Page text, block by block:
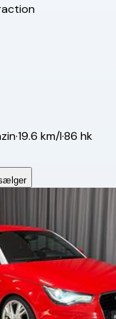
·19.6 km/l·86 hk